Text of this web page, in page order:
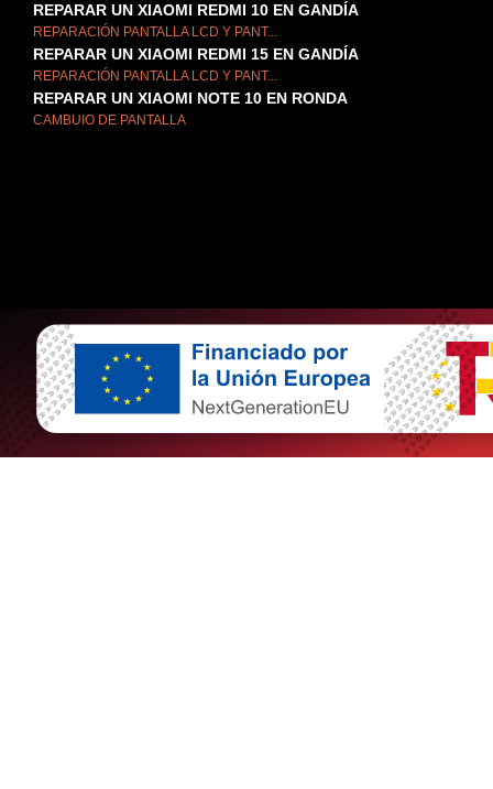
REPARAR UN XIAOMI REDMI 10 EN GANDÍA
REPARACIÓN PANTALLA LCD Y PANT...
REPARAR UN XIAOMI REDMI 15 EN GANDÍA
REPARACIÓN PANTALLA LCD Y PANT...
REPARAR UN XIAOMI NOTE 10 EN RONDA
CAMBUIO DE PANTALLA